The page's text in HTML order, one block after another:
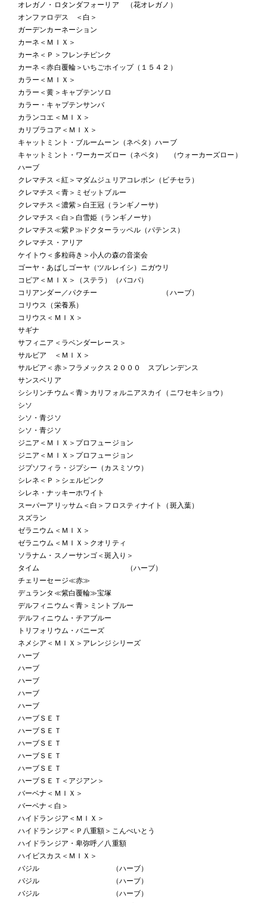
オレガノ・ロタンダフォーリア （花オレガノ）
オンファロデス ＜白＞
ガーデンカーネーション
カーネ＜ＭＩＸ＞
カーネ＜Ｐ＞フレンチピンク
カーネ＜赤白覆輪＞いちごホイップ（１５４２）
カラー＜ＭＩＸ＞
カラー＜黄＞キャプテンソロ
カラー・キャプテンサンバ
カランコエ＜ＭＩＸ＞
カリブラコア＜ＭＩＸ＞
キャットミント・ブルームーン（ネペタ）ハーブ
キャットミント・ワーカーズロー（ネペタ） （ウォーカーズロー）
ハーブ
クレマチス＜紅＞マダムジュリアコレボン（ビチセラ）
クレマチス＜青＞ミゼットブルー
クレマチス＜濃紫＞白王冠（ランギノーサ）
クレマチス＜白＞白雪姫（ランギノーサ）
クレマチス≪紫Ｐ≫ドクターラッペル（パテンス）
クレマチス・アリア
ケイトウ＜多粒蒔き＞小人の森の音楽会
ゴーヤ・あばしゴーヤ（ツルレイシ）ニガウリ
コピア＜ＭＩＸ＞（ステラ）（バコパ）
コリアンダー／パクチー （ハーブ）
コリウス（栄養系）
コリウス＜ＭＩＸ＞
サギナ
サフィニア＜ラベンダーレース＞
サルビア ＜ＭＩＸ＞
サルビア＜赤＞フラメックス２０００ スプレンデンス
サンスベリア
シシリンチウム＜青＞カリフォルニアスカイ（ニワセキショウ）
シソ
シソ・青ジソ
シソ・青ジソ
ジニア＜ＭＩＸ＞プロフュージョン
ジニア＜ＭＩＸ＞プロフュージョン
ジプソフィラ・ジプシー（カスミソウ）
シレネ＜Ｐ＞シェルピンク
シレネ・ナッキーホワイト
スーパーアリッサム＜白＞フロスティナイト（斑入葉）
スズラン
ゼラニウム＜ＭＩＸ＞
ゼラニウム＜ＭＩＸ＞クオリティ
ソラナム・スノーサンゴ＜斑入り＞
タイム （ハーブ）
チェリーセージ≪赤≫
デュランタ≪紫白覆輪≫宝塚
デルフィニウム＜青＞ミントブルー
デルフィニウム・チアブルー
トリフォリウム・バニーズ
ネメシア＜ＭＩＸ＞アレンジシリーズ
ハーブ
ハーブ
ハーブ
ハーブ
ハーブ
ハーブＳＥＴ
ハーブＳＥＴ
ハーブＳＥＴ
ハーブＳＥＴ
ハーブＳＥＴ
ハーブＳＥＴ＜アジアン＞
バーベナ＜ＭＩＸ＞
バーベナ＜白＞
ハイドランジア＜ＭＩＸ＞
ハイドランジア＜Ｐ八重額＞こんぺいとう
ハイドランジア・卑弥呼／八重額
ハイビスカス＜ＭＩＸ＞
バジル （ハーブ）
バジル （ハーブ）
バジル （ハーブ）